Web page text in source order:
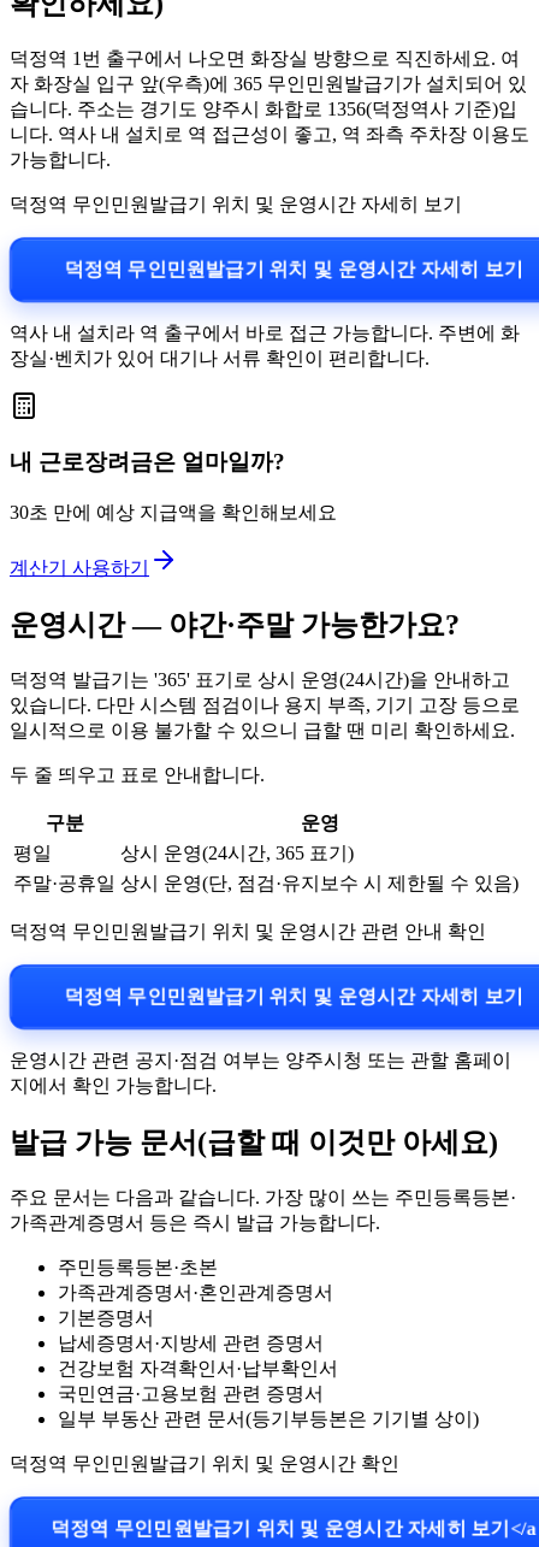
덕정역 1번 출구에서 나오면 화장실 방향으로 직진하세요. 여
자 화장실 입구 앞(우측)에 365 무인민원발급기가 설치되어 있
습니다. 주소는 경기도 양주시 화합로 1356(덕정역사 기준)입
니다. 역사 내 설치로 역 접근성이 좋고, 역 좌측 주차장 이용도
가능합니다.
덕정역 무인민원발급기 위치 및 운영시간 자세히 보기
덕정역 무인민원발급기 위치 및 운영시간 자세히 보기
역사 내 설치라 역 출구에서 바로 접근 가능합니다. 주변에 화
장실·벤치가 있어 대기나 서류 확인이 편리합니다.
내 근로장려금은 얼마일까?
30초 만에 예상 지급액을 확인해보세요
계산기 사용하기
운영시간 — 야간·주말 가능한가요?
덕정역 발급기는 '365' 표기로 상시 운영(24시간)을 안내하고
있습니다. 다만 시스템 점검이나 용지 부족, 기기 고장 등으로
일시적으로 이용 불가할 수 있으니 급할 땐 미리 확인하세요.
두 줄 띄우고 표로 안내합니다.
구분
운영
평일
상시 운영(24시간, 365 표기)
주말·공휴일 상시 운영(단, 점검·유지보수 시 제한될 수 있음)
덕정역 무인민원발급기 위치 및 운영시간 관련 안내 확인
덕정역 무인민원발급기 위치 및 운영시간 자세히 보기
운영시간 관련 공지·점검 여부는 양주시청 또는 관할 홈페이
지에서 확인 가능합니다.
발급 가능 문서(급할 때 이것만 아세요)
주요 문서는 다음과 같습니다. 가장 많이 쓰는 주민등록등본·
가족관계증명서 등은 즉시 발급 가능합니다.
주민등록등본·초본
가족관계증명서·혼인관계증명서
기본증명서
납세증명서·지방세 관련 증명서
건강보험 자격확인서·납부확인서
국민연금·고용보험 관련 증명서
일부 부동산 관련 문서(등기부등본은 기기별 상이)
덕정역 무인민원발급기 위치 및 운영시간 확인
덕정역 무인민원발급기 위치 및 운영시간 자세히 보기</